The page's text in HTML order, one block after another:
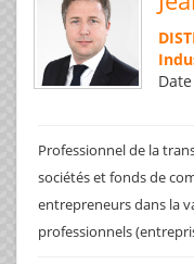
Professionnel de la
sociétés et fonds de
entrepreneurs dans la
professionnels